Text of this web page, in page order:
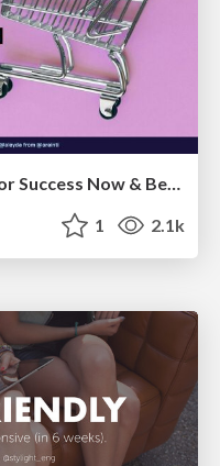
Ecommerce SEO: The Keys for Success Now & Beyond - #SERPConf2024
1 2.1k